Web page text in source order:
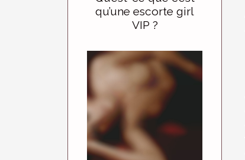
qu’une escorte girl
VIP ?